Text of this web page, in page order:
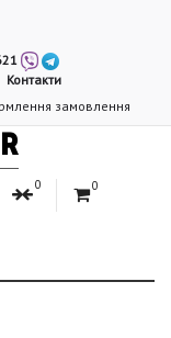
Контакти
замовлення
0 0